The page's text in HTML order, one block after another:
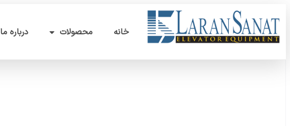
خانه محصولات درباره ما